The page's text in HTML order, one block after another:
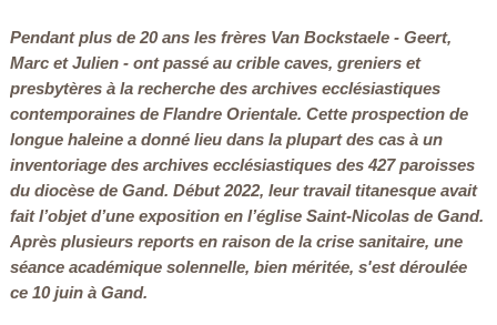
Pendant plus de 20 ans les frères Van Bockstaele - Geert,
Marc et Julien - ont passé au crible caves, greniers et
presbytères à la recherche des archives ecclésiastiques
contemporaines de Flandre Orientale. Cette prospection de
longue haleine a donné lieu dans la plupart des cas à un
inventoriage des archives ecclésiastiques des 427 paroisses
du diocèse de Gand. Début 2022, leur travail titanesque avait
fait l’objet d’une exposition en l’église Saint-Nicolas de Gand.
Après plusieurs reports en raison de la crise sanitaire, une
séance académique solennelle, bien méritée, s'est déroulée
ce 10 juin à Gand.